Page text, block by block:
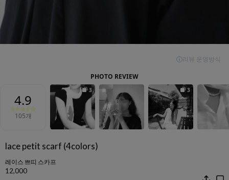
lace petit scarf (4colors)
레이스 쁘띠 스카프
12,000